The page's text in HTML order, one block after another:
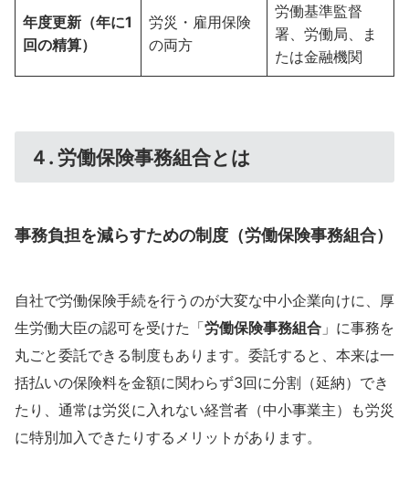
年度更新（年に1
回の精算）
労災・雇用保険
の両方
労働基準監督
署、労働局、ま
たは金融機関
４. 労働保険事務組合とは
事務負担を減らすための制度（労働保険事務組合）
自社で労働保険手続を行うのが大変な中小企業向けに、厚
生労働大臣の認可を受けた「労働保険事務組合 」に事務を
丸ごと委託できる制度もあります。委託すると、本来は一
括払いの保険料を金額に関わらず3回に分割（延納）でき
たり、通常は労災に入れない経営者（中小事業主）も労災
に特別加入できたりするメリットがあります。